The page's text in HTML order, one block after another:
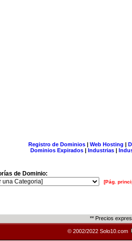
Registro de Dominios| Web Hosting |
Dominios Expirados | Industrias |
de Dominio:
[Pág.
** Precios
© 2002/2022 Solo10.com